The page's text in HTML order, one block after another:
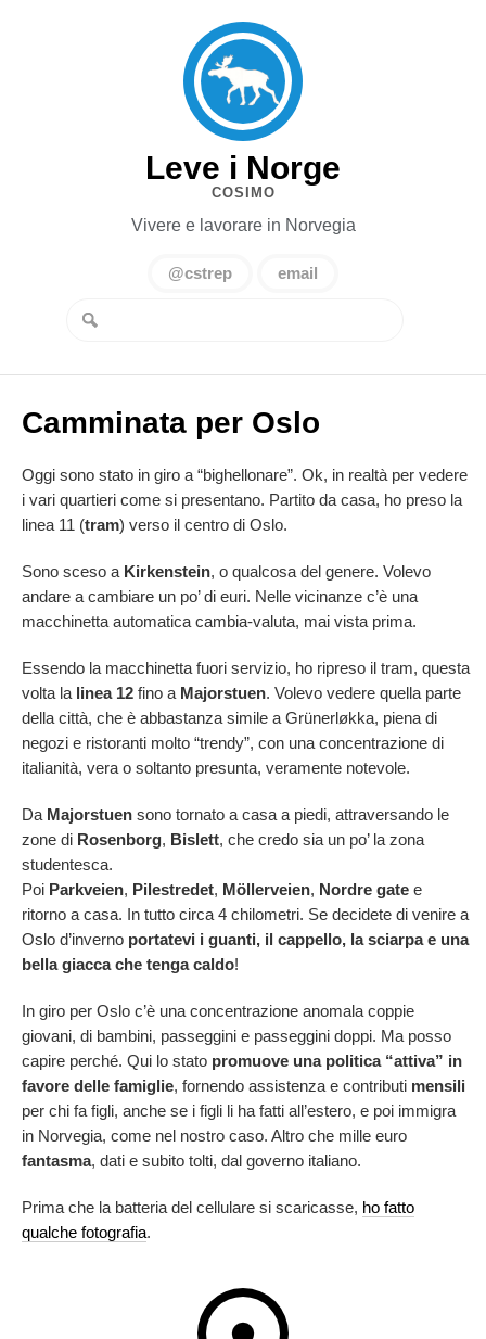
Leve i Norge
COSIMO
Vivere e lavorare in Norvegia
@cstrep email
Camminata per Oslo
Oggi sono stato in giro a “bighellonare”. Ok, in realtà per vedere
i vari quartieri come si presentano. Partito da casa, ho preso la
linea 11 (tram) verso il centro di Oslo.
Sono sceso a Kirkenstein, o qualcosa del genere. Volevo
andare a cambiare un po’ di euri. Nelle vicinanze c’è una
macchinetta automatica cambia-valuta, mai vista prima.
Essendo la macchinetta fuori servizio, ho ripreso il tram, questa
volta la linea 12 fino a Majorstuen. Volevo vedere quella parte
della città, che è abbastanza simile a Grünerløkka, piena di
negozi e ristoranti molto “trendy”, con una concentrazione di
italianità, vera o soltanto presunta, veramente notevole.
Da Majorstuen sono tornato a casa a piedi, attraversando le
zone di Rosenborg, Bislett, che credo sia un po’ la zona
studentesca.
Poi Parkveien, Pilestredet, Möllerveien, Nordre gate e
ritorno a casa. In tutto circa 4 chilometri. Se decidete di venire a
Oslo d’inverno portatevi i guanti, il cappello, la sciarpa e una
bella giacca che tenga caldo!
In giro per Oslo c’è una concentrazione anomala coppie
giovani, di bambini, passeggini e passeggini doppi. Ma posso
capire perché. Qui lo stato promuove una politica “attiva” in
favore delle famiglie, fornendo assistenza e contributi mensili
per chi fa figli, anche se i figli li ha fatti all’estero, e poi immigra
in Norvegia, come nel nostro caso. Altro che mille euro
fantasma, dati e subito tolti, dal governo italiano.
Prima che la batteria del cellulare si scaricasse, ho fatto
qualche fotografia.